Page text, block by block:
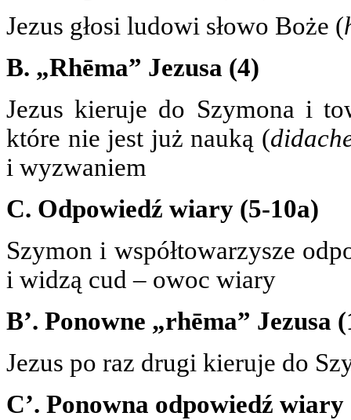
Jezus głosi ludowi słowo Boże (
B. „Rhēma” Jezusa (4)
Jezus kieruje do Szymona i
które nie jest już nauką (
i wyzwaniem
C. Odpowiedź wiary (5-10a)
Szymon i współtowarzysze
i widzą cud – owoc wiary
B’. Ponowne „rhēma” Jezusa
Jezus po raz drugi kieruje do
C’. Ponowna odpowiedź wiary